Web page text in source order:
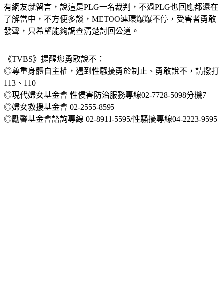
有網友就留言，說這是PLG一名裁判，不過PLG也回應都還在
了解當中，不方便多談，METOO連環爆爆不停，受害者勇敢
發聲，只希望能夠調查清楚討回公道。
《TVBS》提醒您勇敢說不：
◎尊重身體自主權，遇到性騷擾勇於制止、勇敢說不，請撥打
113、110
◎現代婦女基金會 性侵害防治服務專線02-7728-5098分機7
◎婦女救援基金會 02-2555-8595
◎勵馨基金會諮詢專線 02-8911-5595/性騷擾專線04-2223-9595